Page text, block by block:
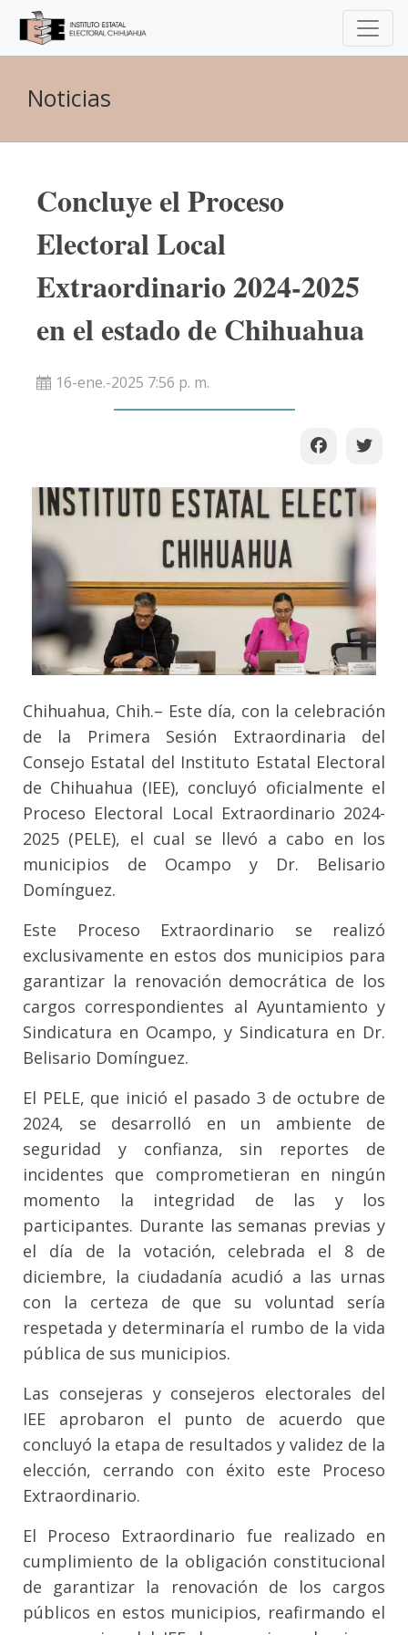
Noticias
Concluye el Proceso
Electoral Local
Extraordinario 2024-2025
en el estado de Chihuahua
16-ene.-2025 7:56 p. m.
Chihuahua, Chih.– Este día, con la celebración
de la Primera Sesión Extraordinaria del
Consejo Estatal del Instituto Estatal Electoral
de Chihuahua (IEE), concluyó oficialmente el
Proceso Electoral Local Extraordinario 2024-
2025 (PELE), el cual se llevó a cabo en los
municipios de Ocampo y Dr. Belisario
Domínguez.
Este Proceso Extraordinario se realizó
exclusivamente en estos dos municipios para
garantizar la renovación democrática de los
cargos correspondientes al Ayuntamiento y
Sindicatura en Ocampo, y Sindicatura en Dr.
Belisario Domínguez.
El PELE, que inició el pasado 3 de octubre de
2024, se desarrolló en un ambiente de
seguridad y confianza, sin reportes de
incidentes que comprometieran en ningún
momento la integridad de las y los
participantes. Durante las semanas previas y
el día de la votación, celebrada el 8 de
diciembre, la ciudadanía acudió a las urnas
con la certeza de que su voluntad sería
respetada y determinaría el rumbo de la vida
pública de sus municipios.
Las consejeras y consejeros electorales del
IEE aprobaron el punto de acuerdo que
concluyó la etapa de resultados y validez de la
elección, cerrando con éxito este Proceso
Extraordinario.
El Proceso Extraordinario fue realizado en
cumplimiento de la obligación constitucional
de garantizar la renovación de los cargos
públicos en estos municipios, reafirmando el